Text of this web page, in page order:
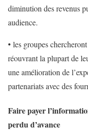
diminution des revenus
audience.
• les groupes
réouvrant la plupart de
une amélioration de
partenariats avec des
Faire payer
perdu d’avance